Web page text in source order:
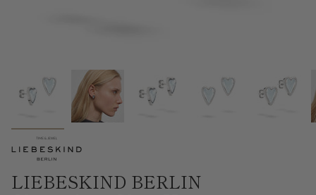
LIEBESKIND BERLIN